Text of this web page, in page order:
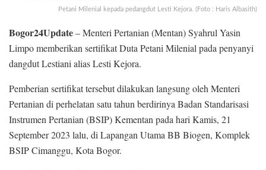
Petani Milenial kepada pedangdut Lesti Kejora. (Foto : Haris Albasith)
Bogor24Update– Menteri Pertanian (Mentan) Syahrul Yasin
Limpo memberikan sertifikat Duta Petani Milenial pada penyanyi
dangdut Lestiani alias Lesti Kejora.
Pemberian sertifikat tersebut dilakukan langsung oleh Menteri
Pertanian di perhelatan satu tahun berdirinya Badan Standarisasi
Instrumen Pertanian (BSIP) Kementan pada hari Kamis, 21
September 2023 lalu, di Lapangan Utama BB Biogen, Komplek
BSIP Cimanggu, Kota Bogor.